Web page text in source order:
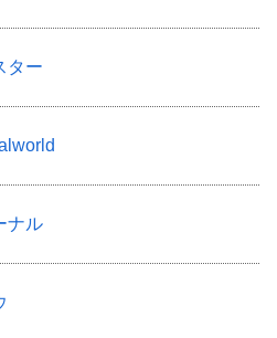
ター
ナル